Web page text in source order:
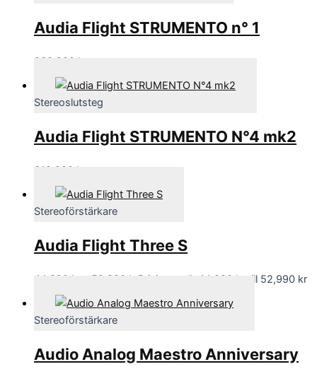
Audia Flight STRUMENTO n° 1
269,990 kr
Stereoslutsteg
Audia Flight STRUMENTO N°4 mk2
319,990 kr
Stereoförstärkare
Audia Flight Three S
44,990 kr 52,990 kr Prisintervall: 44,990 kr till 52,990 kr
Stereoförstärkare
Audio Analog Maestro Anniversary